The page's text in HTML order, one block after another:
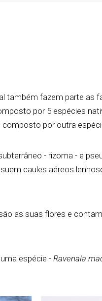
também fazem parte
por 5 espécies
composto por outra
- rizoma - e
caules aéreos
as suas flores e
espécie - Ravenala